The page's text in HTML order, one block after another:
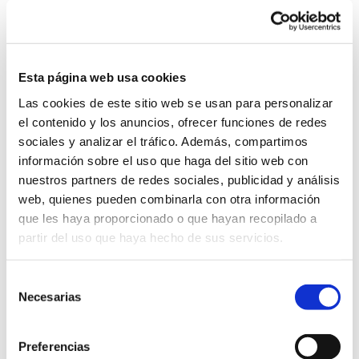
Esta página web usa cookies
Las cookies de este sitio web se usan para personalizar
el contenido y los anuncios, ofrecer funciones de redes
sociales y analizar el tráfico. Además, compartimos
información sobre el uso que haga del sitio web con
nuestros partners de redes sociales, publicidad y análisis
web, quienes pueden combinarla con otra información
que les haya proporcionado o que hayan recopilado a
partir del uso que haya hecho de sus servicios.
Necesarias
Preferencias
SALÓN HALIEUTIS 2019 Esta semana asistimos al
Salón Halieitus en Agadir acompañando a nuestro